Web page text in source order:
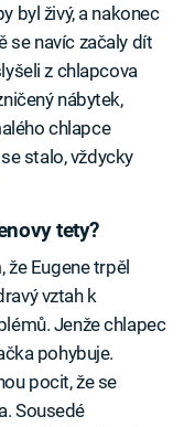
byl živý, a nakonec
se navíc začaly dít
z chlapcova
nábytek,
chlapce
stalo, vždycky
tety?
Eugene trpěl
vztah k
Jenže chlapec
pohybuje.
pocit, že se
Sousedé